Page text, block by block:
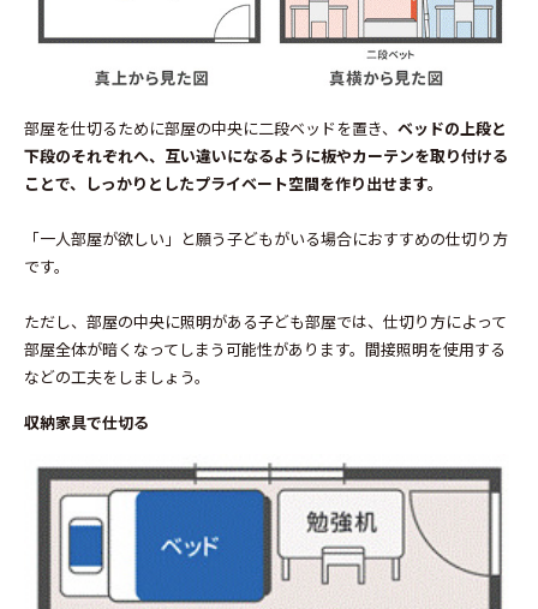
部屋を仕切るために部屋の中央に二段ベッドを置き、 ベッドの上段と
下段のそれぞれへ、互い違いになるように板やカーテンを取り付ける
ことで、しっかりとしたプライベート空間を作り出せます。
「一人部屋が欲しい」と願う子どもがいる場合におすすめの仕切り方
です。
ただし、部屋の中央に照明がある子ども部屋では、仕切り方によって
部屋全体が暗くなってしまう可能性があります。間接照明を使用する
などの工夫をしましょう。
収納家具で仕切る